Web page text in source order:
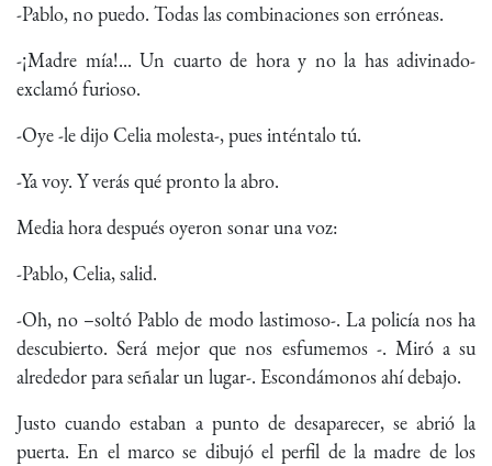
-Pablo, no puedo. Todas las combinaciones son erróneas.
-¡Madre mía!... Un cuarto de hora y no la has adivinado-
exclamó furioso.
-Oye -le dijo Celia molesta-, pues inténtalo tú.
-Ya voy. Y verás qué pronto la abro.
Media hora después oyeron sonar una voz:
-Pablo, Celia, salid.
-Oh, no –soltó Pablo de modo lastimoso-. La policía nos ha
descubierto. Será mejor que nos esfumemos -. Miró a su
alrededor para señalar un lugar-. Escondámonos ahí debajo.
Justo cuando estaban a punto de desaparecer, se abrió la
puerta. En el marco se dibujó el perfil de la madre de los